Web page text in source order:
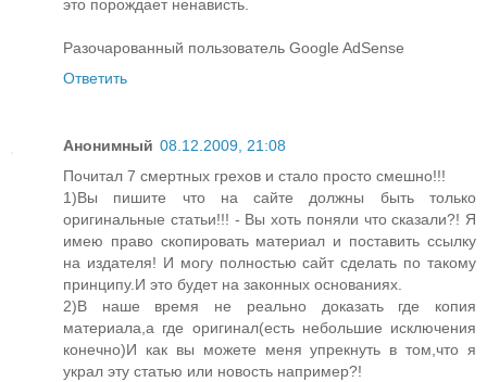
это порождает ненависть.
Разочарованный пользователь Google AdSense
Ответить
Анонимный 08.12.2009, 21:08
Почитал 7 смертных грехов и стало просто смешно!!!
1)Вы пишите что на сайте должны быть только
оригинальные статьи!!! - Вы хоть поняли что сказали?! Я
имею право скопировать материал и поставить ссылку
на издателя! И могу полностью сайт сделать по такому
принципу.И это будет на законных основаниях.
2)В наше время не реально доказать где копия
материала,а где оригинал(есть небольшие исключения
конечно)И как вы можете меня упрекнуть в том,что я
украл эту статью или новость например?!